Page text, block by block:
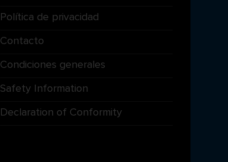
Política de privacidad
Contacto
Condiciones generales
Safety Information
Declaration of Conformity